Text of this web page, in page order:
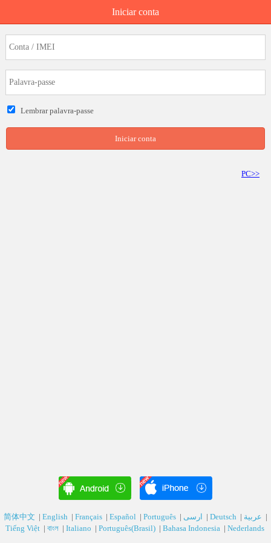
Iniciar conta
Lembrar palavra-passe
Iniciar conta
PC>>
简体中文 | English | Français | Español | Português | | Deutsch‎ |
|
Tiếng Việt | বাংল | Italiano | Português(Brasil) | Bahasa Indonesia | Nederlands